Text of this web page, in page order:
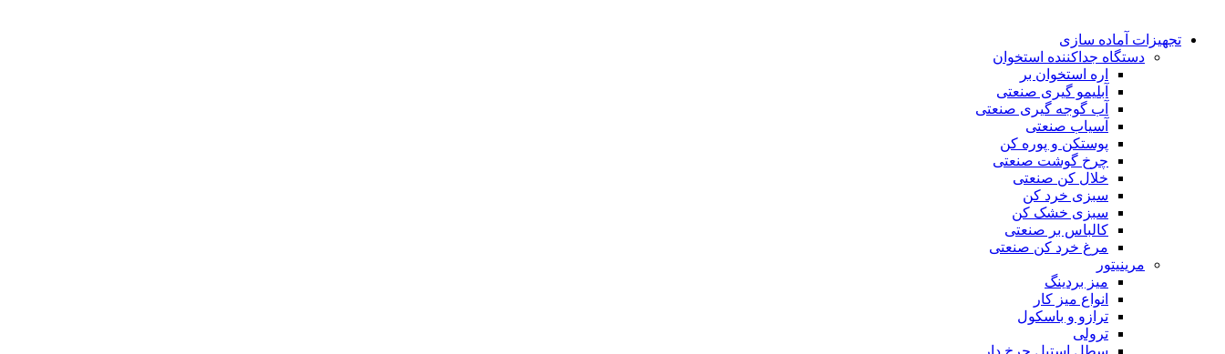
تجهیزات آماده سازی
دستگاه جداکننده استخوان
اره استخوان بر
آبلیمو گیری صنعتی
آب گوجه گیری صنعتی
آسیاب صنعتی
پوستکن و پوره کن
چرخ گوشت صنعتی
خلال کن صنعتی
سبزی خرد کن
سبزی خشک کن
کالباس بر صنعتی
مرغ خرد کن صنعتی
مرینیتور
میز بردینگ
انواع میز کار
ترازو و باسکول
ترولی
سطل استیل چرخ دار